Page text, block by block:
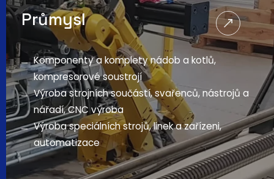
Průmysl
Komponenty a komplety nádob a kotlů,
kompresorové soustrojí
Výroba strojních součástí, svařenců, nástrojů a
nářadí, CNC výroba
Výroba speciálních strojů, linek a zařízeni,
automatizace